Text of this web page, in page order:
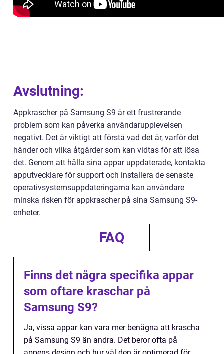
Avslutning:
Appkrascher på Samsung S9 är ett frustrerande
problem som kan påverka användarupplevelsen
negativt. Det är viktigt att förstå vad det är, varför det
händer och vilka åtgärder som kan vidtas för att lösa
det. Genom att hålla sina appar uppdaterade, kontakta
apputvecklare för support och installera de senaste
operativsystemsuppdateringarna kan användare
minska risken för appkrascher på sina Samsung S9-
enheter.
FAQ
Finns det några specifika appar
som oftare kraschar på
Samsung S9?
Ja, vissa appar kan vara mer benägna att krascha
på Samsung S9 än andra. Det beror ofta på